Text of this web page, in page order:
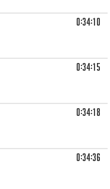
0:34:10
0:34:15
0:34:18
0:34:36